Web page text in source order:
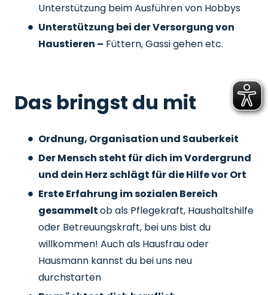
Unterstützung beim Ausführen von Hobbys
Unterstützung bei der Versorgung von
Haustieren – Füttern, Gassi gehen etc.
Das bringst du mit
Ordnung, Organisation und Sauberkeit
Der Mensch steht für dich im Vordergrund
und dein Herz schlägt für die Hilfe vor Ort
Erste Erfahrung im sozialen Bereich
gesammeltob als Pflegekraft, Haushaltshilfe
oder Betreuungskraft, bei uns bist du
willkommen! Auch als Hausfrau oder
Hausmann kannst du bei uns neu
durchstarten